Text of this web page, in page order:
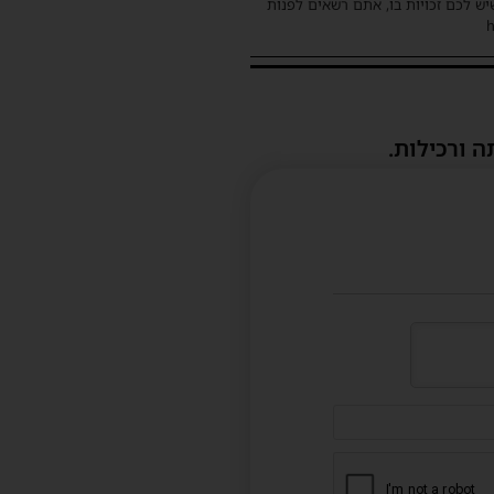
לכם זכויות בו, אתם רשאים לפנות
ורכילות.